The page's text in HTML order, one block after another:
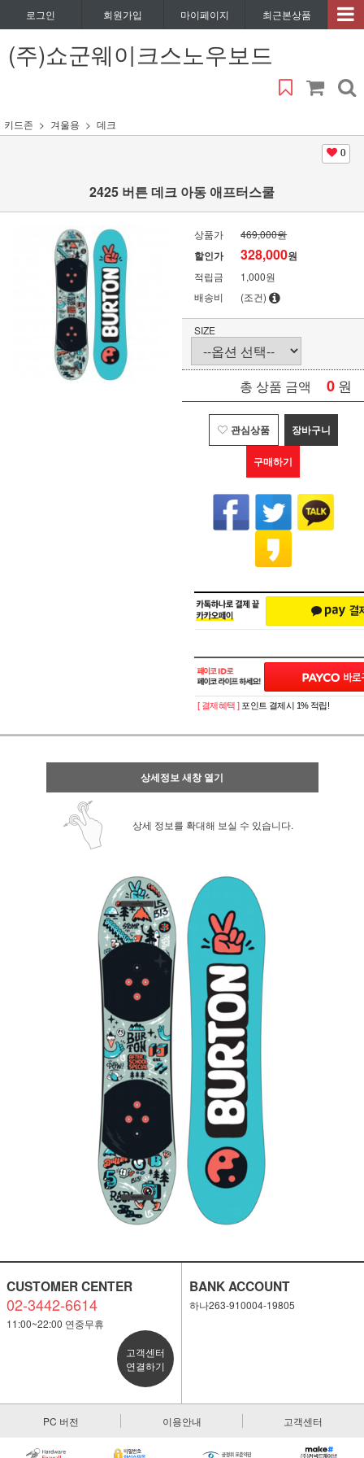
로그인 회원가입 마이페이지 최근본상품
(주)쇼군웨이크스노우보드
키드존 겨울용 데크
0
2425 버튼 데크 아동 애프터스쿨
상품가 469,000원
할인가 328,000원
적립금
1,000원
배송비
(조건)
SIZE
총 상품 금액 0 원
관심상품 장바구니
구매하기
페이코 ID로 페
[ 결제혜택 ] 포인트 결제시 1% 적립!
상세정보 새창 열기
상세 정보를 확대해 보실 수 있습니다.
CUSTOMER CENTER
02-3442-6614
11:00~22:00 연중무휴
고객센터
연결하기
BANK ACCOUNT
하나263-910004-19805
PC 버전 이용안내 고객센터